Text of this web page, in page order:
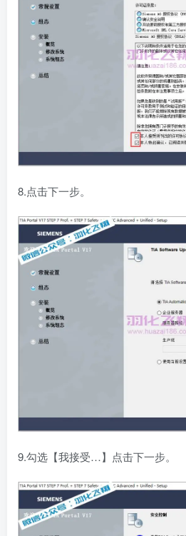
8.点击下一步。
9.勾选【我接受…】点击下一步。